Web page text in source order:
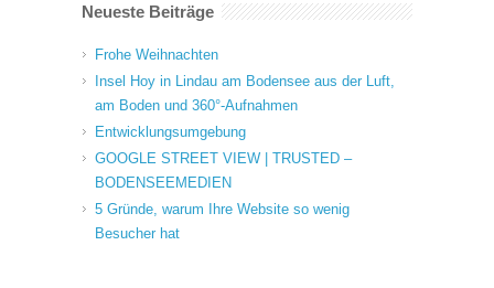
Neueste Beiträge
Frohe Weihnachten
Insel Hoy in Lindau am Bodensee aus der Luft,
am Boden und 360°-Aufnahmen
Entwicklungsumgebung
GOOGLE STREET VIEW | TRUSTED –
BODENSEEMEDIEN
5 Gründe, warum Ihre Website so wenig
Besucher hat